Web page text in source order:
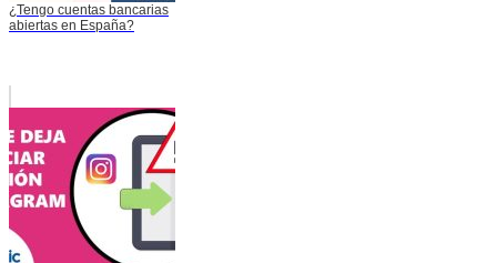
¿Tengo cuentas bancarias
abiertas en España?